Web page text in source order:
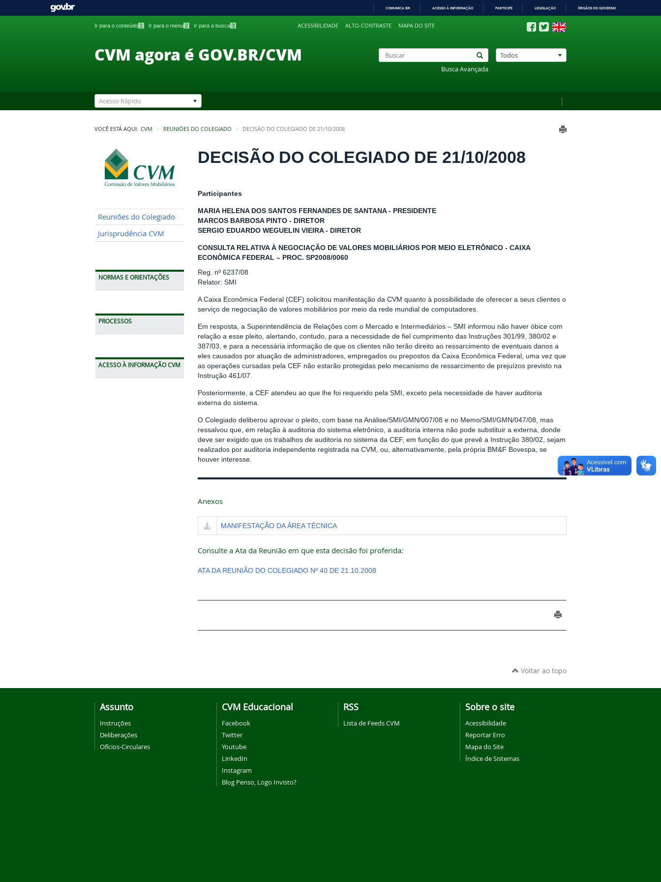
PARA
COMUNICA BR ACESSO À INFORMAÇÃO PARTICIPE LEGISLAÇÃO ÓRGÃOS DO GOVERNO
Ir para o conteúdo 1 Ir para o menu 2 Ir para a busca 3 ACESSIBILIDADE ALTO-CONTRASTE MAPA DO SITE
CVM agora é GOV.BR/CVM
Busca Avançada
Todos
Acesso Rápido
VOCÊ ESTÁ AQUI: CVM REUNIÕES DO COLEGIADO DECISÃO DO COLEGIADO DE 21/10/2008
Reuniões do Colegiado
Jurisprudência CVM
NORMAS E ORIENTAÇÕES
PROCESSOS
ACESSO À INFORMAÇÃO CVM
DECISÃO DO COLEGIADO DE 21/10/2008
Participantes
MARIA HELENA DOS SANTOS FERNANDES DE SANTANA - PRESIDENTE
MARCOS BARBOSA PINTO - DIRETOR
SERGIO EDUARDO WEGUELIN VIEIRA - DIRETOR
CONSULTA RELATIVA À NEGOCIAÇÃO DE VALORES MOBILIÁRIOS POR MEIO ELETRÔNICO - CAIXA
ECONÔMICA FEDERAL – PROC. SP2008/0060
Reg. nº 6237/08
Relator: SMI
A Caixa Econômica Federal (CEF) solicitou manifestação da CVM quanto à possibilidade de oferecer a seus clientes o
serviço de negociação de valores mobiliários por meio da rede mundial de computadores.
Em resposta, a Superintendência de Relações com o Mercado e Intermediários – SMI informou não haver óbice com
relação a esse pleito, alertando, contudo, para a necessidade de fiel cumprimento das Instruções 301/99, 380/02 e
387/03, e para a necessária informação de que os clientes não terão direito ao ressarcimento de eventuais danos a
eles causados por atuação de administradores, empregados ou prepostos da Caixa Econômica Federal, uma vez que
as operações cursadas pela CEF não estarão protegidas pelo mecanismo de ressarcimento de prejuízos previsto na
Instrução 461/07.
Posteriormente, a CEF atendeu ao que lhe foi requerido pela SMI, exceto pela necessidade de haver auditoria
externa do sistema.
O Colegiado deliberou aprovar o pleito, com base na Análise/SMI/GMN/007/08 e no Memo/SMI/GMN/047/08, mas
ressalvou que, em relação à auditoria do sistema eletrônico, a auditoria interna não pode substituir a externa, donde
deve ser exigido que os trabalhos de auditoria no sistema da CEF, em função do que prevê a Instrução 380/02, sejam
realizados por auditoria independente registrada na CVM, ou, alternativamente, pela própria BM&F Bovespa, se
houver interesse.
Anexos
MANIFESTAÇÃO DA ÁREA TÉCNICA
Consulte a Ata da Reunião em que esta decisão foi proferida:
ATA DA REUNIÃO DO COLEGIADO Nº 40 DE 21.10.2008
Voltar ao topo
Assunto
Instruções
Deliberações
Ofícios-Circulares
CVM Educacional
Facebook
Twitter
Youtube
LinkedIn
Instagram
Blog Penso, Logo Invisto?
RSS
Lista de Feeds CVM
Sobre o site
Acessibilidade
Reportar Erro
Mapa do Site
Índice de Sistemas